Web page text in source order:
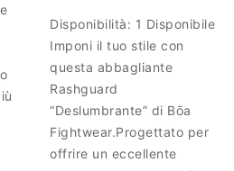
Disponibilità: 1 Disponibile
Imponi il tuo stile con
questa abbagliante
Rashguard
“Deslumbrante” di Bōa
Fightwear.Progettato per
offrire un eccellente